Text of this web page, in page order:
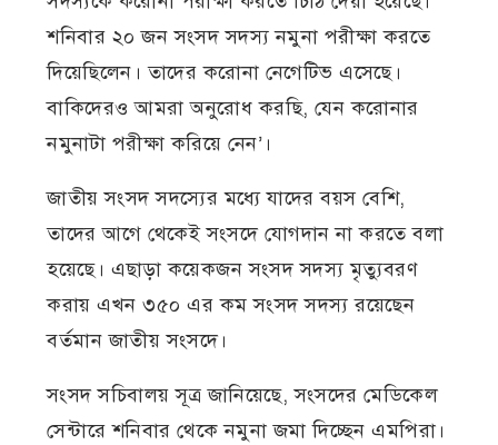
শনিবার ২০ জন সংসদ সদস্য নমুনা পরীক্ষা করতে
দিয়েছিলেন। তাদের করোনা নেগেটিভ এসেছে।
বাকিদেরও আমরা অনুরোধ করছি, যেন করোনার
নমুনাটা পরীক্ষা করিয়ে নেন’।
জাতীয় সংসদ সদস্যের মধ্যে যাদের বয়স বেশি,
তাদের আগে থেকেই সংসদে যোগদান না করতে বলা
হয়েছে। এছাড়া কয়েকজন সংসদ সদস্য মৃত্যুবরণ
করায় এখন ৩৫০ এর কম সংসদ সদস্য রয়েছেন
বর্তমান জাতীয় সংসদে।
সংসদ সচিবালয় সূত্র জানিয়েছে, সংসদের মেডিকেল
সেন্টারে শনিবার থেকে নমুনা জমা দিচ্ছেন এমপিরা।